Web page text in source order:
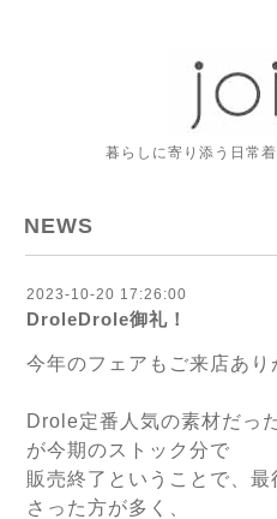
暮らしに寄り添う日常
NEWS
2023-10-20 17:26:00
DroleDrole御礼！
今年のフェアもご来店あり
Drole定番人気の素材だっ
が今期のストック分で
販売終了ということで、
さった方が多く、